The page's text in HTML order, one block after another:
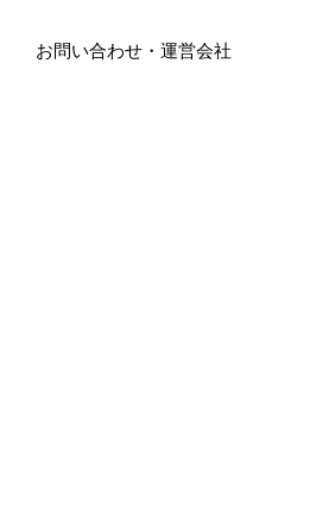
お問い合わせ・運営会社